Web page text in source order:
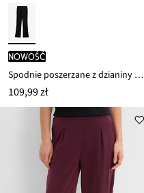
nowość
Spodnie poszerzane z dzianiny punto di roma
109,99 zł